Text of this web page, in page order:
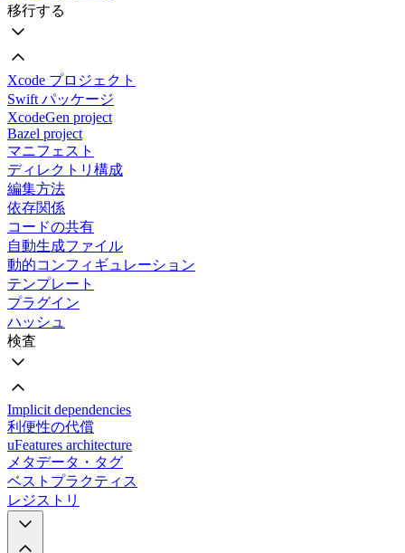
移行する
Xcode プロジェクト
Swift パッケージ
XcodeGen project
Bazel project
マニフェスト
ディレクトリ構成
編集方法
依存関係
コードの共有
自動生成ファイル
動的コンフィギュレーション
テンプレート
プラグイン
ハッシュ
検査
Implicit dependencies
利便性の代償
uFeatures architecture
メタデータ・タグ
ベストプラクティス
レジストリ